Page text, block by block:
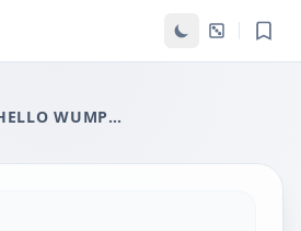
DISCORD: HELLO WUMPUS